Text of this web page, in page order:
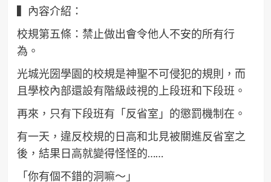
▍內容介紹：
校規第五條：禁止做出會令他人不安的所有行
為。
光城光圀學園的校規是神聖不可侵犯的規則，而
且學校內部還設有階級歧視的上段班和下段班。
再來，只有下段班有「反省室」的懲罰機制在。
有一天，違反校規的日高和北見被關進反省室之
後，結果日高就變得怪怪的……
「你有個不錯的洞嘛～」